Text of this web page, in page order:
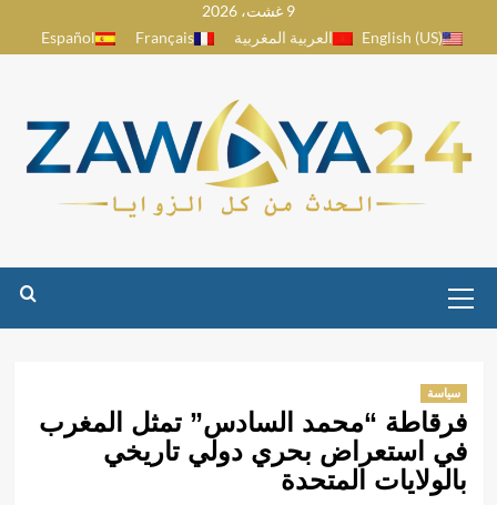
9 غشت، 2026
English (US)
العربية المغربية Français
Español
Menu
سياسة
فرقاطة “محمد السادس” تمثل المغرب
في استعراض بحري دولي تاريخي
بالولايات المتحدة